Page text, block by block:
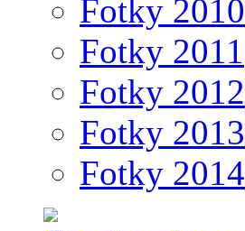
Fotky 2010
Fotky 2011
Fotky 2012
Fotky 2013
Fotky 2014